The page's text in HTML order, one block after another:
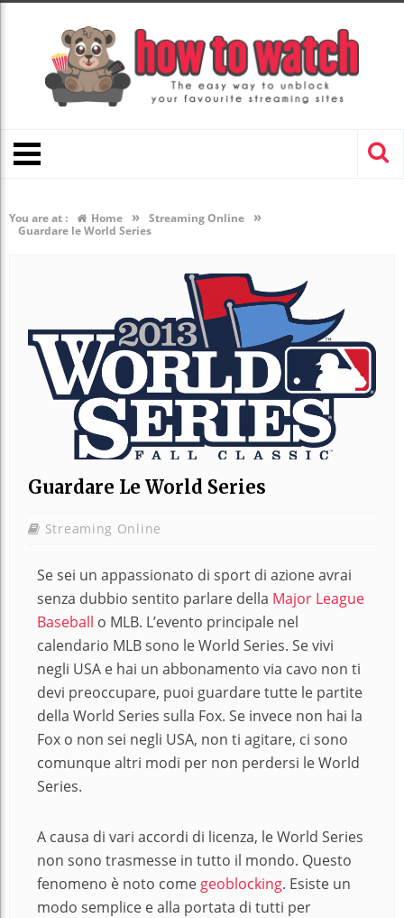
You are at : Home » Streaming Online »
Guardare le World Series
Guardare Le World Series
Streaming Online
Se sei un appassionato di sport di azione avrai
senza dubbio sentito parlare della Major League
Baseball o MLB. L’evento principale nel
calendario MLB sono le World Series. Se vivi
negli USA e hai un abbonamento via cavo non ti
devi preoccupare, puoi guardare tutte le partite
della World Series sulla Fox. Se invece non hai la
Fox o non sei negli USA, non ti agitare, ci sono
comunque altri modi per non perdersi le World
Series.
A causa di vari accordi di licenza, le World Series
non sono trasmesse in tutto il mondo. Questo
fenomeno è noto come geoblocking. Esiste un
modo semplice e alla portata di tutti per